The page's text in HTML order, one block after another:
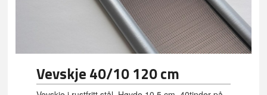
Vevskje 40/10 120 cm